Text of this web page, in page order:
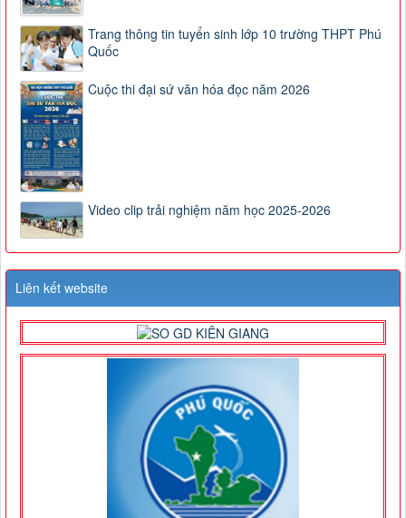
Trang thông tin tuyển sinh lớp 10 trường THPT Phú
Quốc
Cuộc thi đại sứ văn hóa đọc năm 2026
Video clip trải nghiệm năm học 2025-2026
Liên kết website